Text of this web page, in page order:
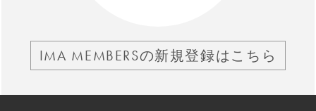
IMA MEMBERSの新規登録はこちら